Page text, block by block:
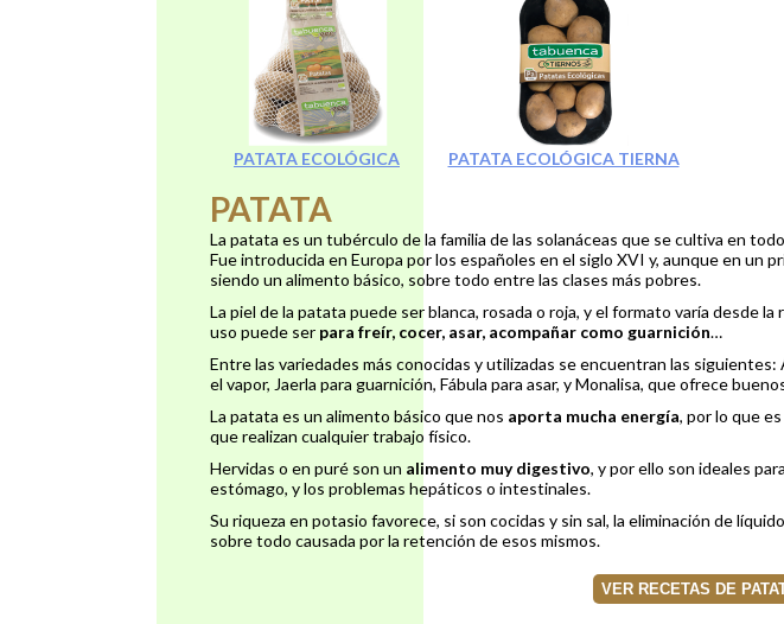
PATATA ECOLÓGICA PATATA ECOLÓGICA TIERNA
PATATA
La patata es un tubérculo de la familia de las solanáceas que se cultiva en
Fue introducida en Europa por los españoles en el siglo XVI y, aunque en un
siendo un alimento básico, sobre todo entre las clases más pobres.
La piel de la patata puede ser blanca, rosada o roja, y el formato varía desde
uso puede ser para freír, cocer, asar, acompañar como guarnición…
Entre las variedades más conocidas y utilizadas se encuentran las siguientes:
el vapor, Jaerla para guarnición, Fábula para asar, y Monalisa, que ofrece
La patata es un alimento básico que nos aporta mucha energía, por lo que
que realizan cualquier trabajo físico.
Hervidas o en puré son un alimento muy digestivo, y por ello son ideales
estómago, y los problemas hepáticos o intestinales.
Su riqueza en potasio favorece, si son cocidas y sin sal, la eliminación de
sobre todo causada por la retención de esos mismos.
VER RECETAS DE